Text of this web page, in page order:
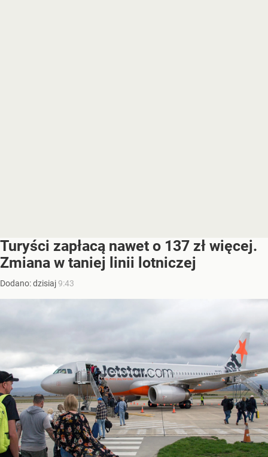
Turyści zapłacą nawet o 137 zł więcej.
Zmiana w taniej linii lotniczej
Dodano:dzisiaj9:43